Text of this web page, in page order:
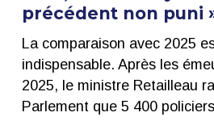
précédent non puni
La comparaison avec 2025
indispensable. Après les
2025, le ministre Retailleau
Parlement que 5 400